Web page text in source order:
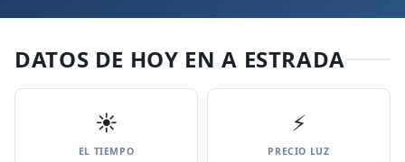
DATOS DE HOY EN A ESTRADA
☀️
EL TIEMPO
⚡
PRECIO LUZ